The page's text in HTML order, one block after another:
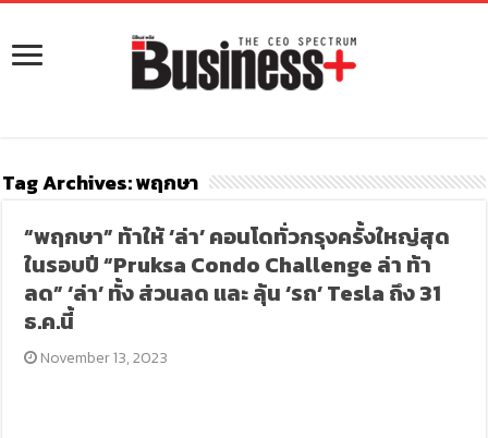
Tag Archives:พฤกษา
“พฤกษา” ท้าให้ ‘ล่า’ คอนโดทั่วกรุงครั้งใหญ่สุด
ในรอบปี “Pruksa Condo Challenge ล่า ท้า
ลด” ‘ล่า’ ทั้ง ส่วนลด และ ลุ้น ‘รถ’ Tesla ถึง 31
ธ.ค.นี้
November 13, 2023